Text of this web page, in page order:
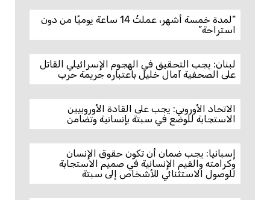
“لمدة خمسة أشهر، عملتُ 14 ساعة يوميًا من دون
استراحة”
لبنان: يجب التحقيق في الهجوم الإسرائيلي القاتل
على الصحفية آمال خليل باعتباره جريمة حرب
الاتحاد الأوروبي: يجب على القادة الأوروبيين
الاستجابة للوضع في سبتة بإنسانية وتضامن
إسبانيا: يجب ضمان أن تكون حقوق الإنسان
وكرامته والقيم الإنسانية في صميم الاستجابة
للوصول الاستثنائي للأشخاص إلى سبتة